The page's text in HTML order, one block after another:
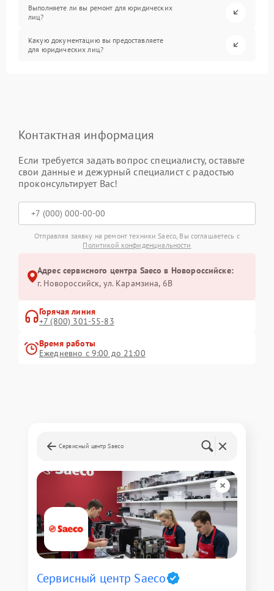
Выполняете ли вы ремонт для юридических
лиц?
Какую документацию вы предоставляете
для юридических лиц?
Контактная информация
Если требуется задать вопрос специалисту, оставьте
свои данные и дежурный специалист с радостью
проконсультирует Вас!
Отправляя заявку на ремонт техники Saeco, Вы соглашаетесь с
Политикой конфиденциальности
Адрес сервисного центра Saeco в Новороссийске:
г. Новороссийск, ул. Карамзина, 6В
Горячая линия
+7 (800) 301-55-83
Время работы
Ежедневно с 9:00 до 21:00
Сервисный центр Saeco
Сервисный центр Saeco